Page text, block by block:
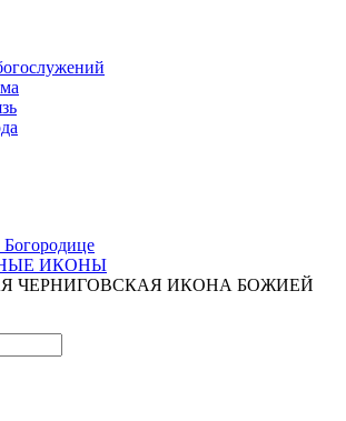
ИКОНЫ
ЧЕРНИГОВСКАЯ ИКОНА БОЖИЕЙ